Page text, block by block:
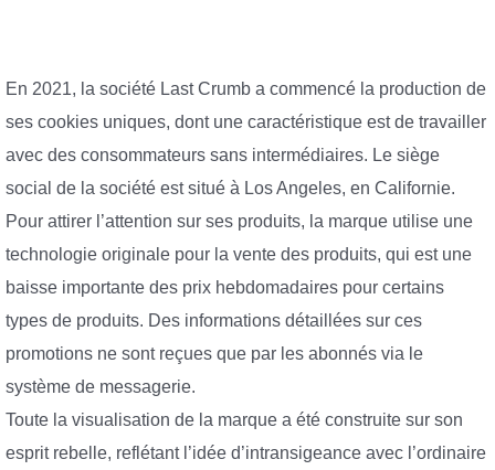
En 2021, la société Last Crumb a commencé la production de
ses cookies uniques, dont une caractéristique est de travailler
avec des consommateurs sans intermédiaires. Le siège
social de la société est situé à Los Angeles, en Californie.
Pour attirer l’attention sur ses produits, la marque utilise une
technologie originale pour la vente des produits, qui est une
baisse importante des prix hebdomadaires pour certains
types de produits. Des informations détaillées sur ces
promotions ne sont reçues que par les abonnés via le
système de messagerie.
Toute la visualisation de la marque a été construite sur son
esprit rebelle, reflétant l’idée d’intransigeance avec l’ordinaire